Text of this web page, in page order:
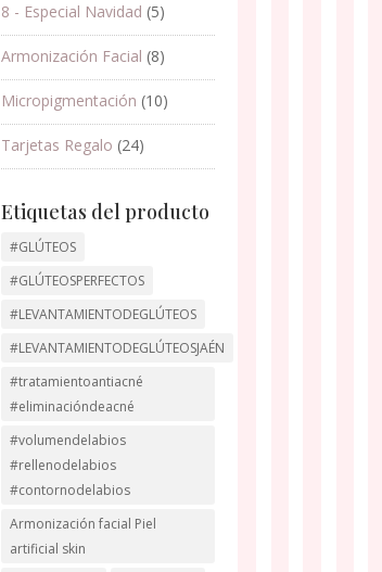
8 - Especial Navidad (5)
Armonización Facial (8)
Micropigmentación (10)
Tarjetas Regalo (24)
Etiquetas del producto
#GLÚTEOS
#GLÚTEOSPERFECTOS
#LEVANTAMIENTODEGLÚTEOS
#LEVANTAMIENTODEGLÚTEOSJAÉN
#tratamientoantiacné
#eliminacióndeacné
#volumendelabios
#rellenodelabios
#contornodelabios
Armonización facial Piel
artificial skin